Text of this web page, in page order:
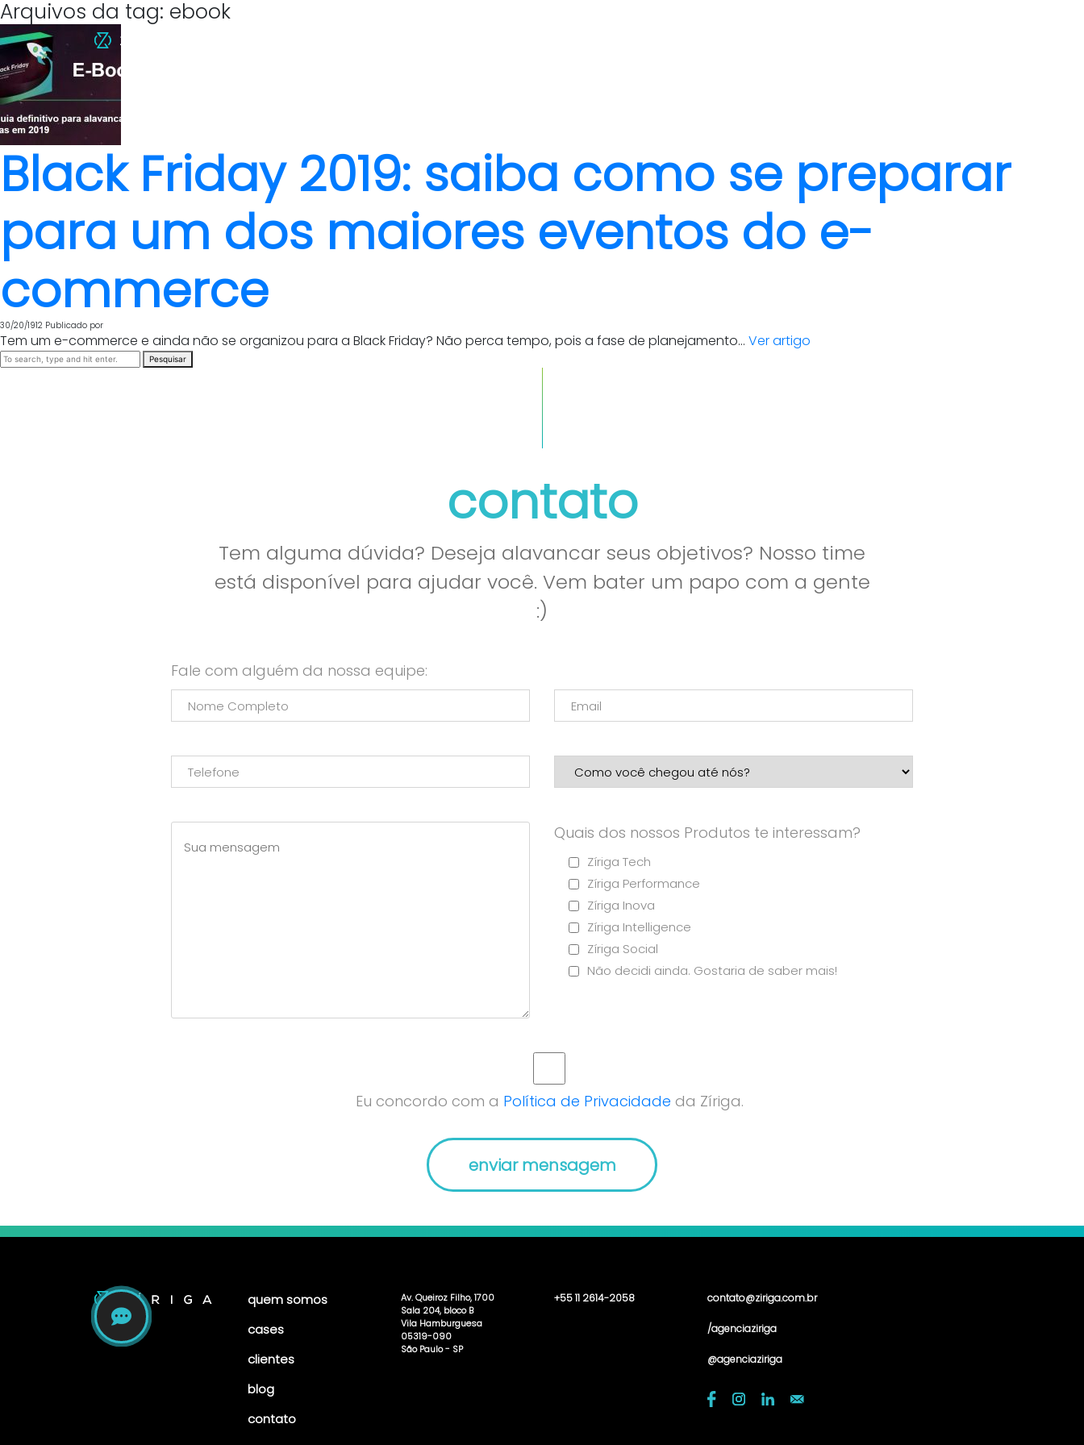
Arquivos da tag: ebook
Black Friday 2019: saiba como se preparar
para um dos maiores eventos do e-
commerce
30/20/1912 Publicado por
Tem um e-commerce e ainda não se organizou para a Black Friday? Não perca tempo, pois a fase de planejamento... Ver artigo
Pesquisar
contato
Tem alguma dúvida? Deseja alavancar seus objetivos? Nosso time
está disponível para ajudar você. Vem bater um papo com a gente
:)
Fale com alguém da nossa equipe:
Quais dos nossos Produtos te interessam?
Zíriga Tech
Zíriga Performance
Zíriga Inova
Zíriga Intelligence
Zíriga Social
Não decidi ainda. Gostaria de saber mais!
Eu concordo com a Política de Privacidade da Zíriga.
quem somos
cases
clientes
blog
contato
Av. Queiroz Filho, 1700
Sala 204, bloco B
Vila Hamburguesa
05319-090
São Paulo - SP
+55 11 2614-2058 contato@ziriga.com.br
/agenciaziriga
@agenciaziriga